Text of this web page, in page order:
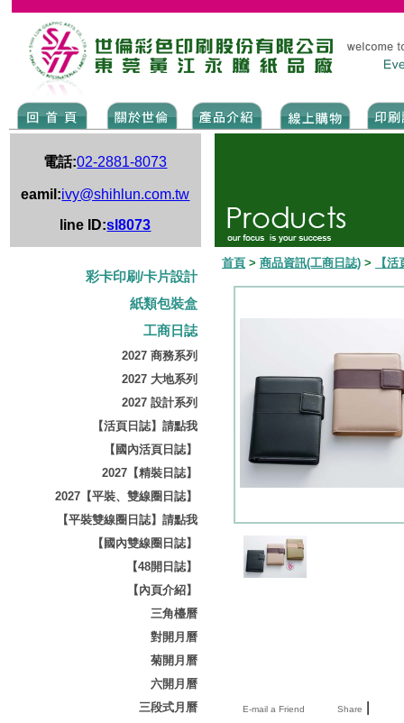
電話:02-2881-8073
eamil:ivy@shihlun.com.tw
line ID:sl8073
彩卡印刷/卡片設計
紙類包裝盒
工商日誌
2027 商務系列
2027 大地系列
2027 設計系列
【活頁日誌】請點我
【國內活頁日誌】
2027【精裝日誌】
2027【平裝、雙線圈日誌】
【平裝雙線圈日誌】請點我
【國內雙線圈日誌】
【48開日誌】
【內頁介紹】
三角檯曆
對開月曆
菊開月曆
六開月曆
三段式月曆
首頁 > 商品資訊(工商日誌) > 【
E-mail a Friend Share